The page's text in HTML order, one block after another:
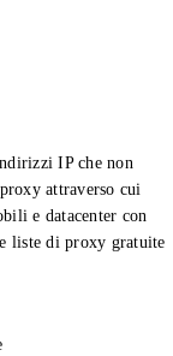
IP che non
attraverso cui
e datacenter con
liste di proxy gratuite